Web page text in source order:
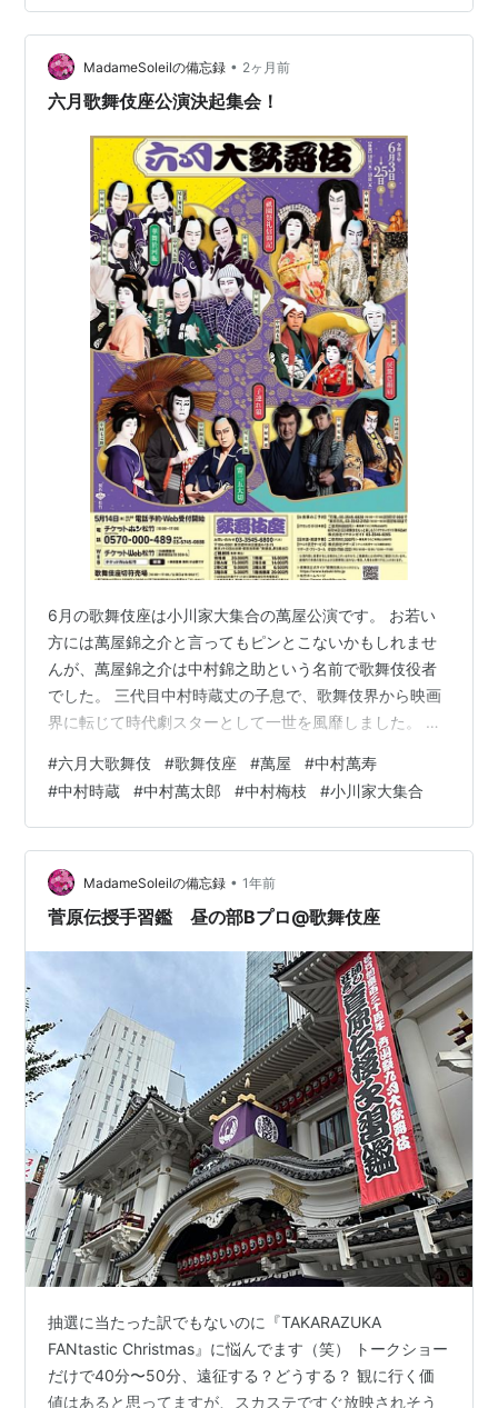
在感。 美しく、品があって、色気もある圧巻の雪姫でし
た。 4月歌舞伎座で時蔵丈は三姫の中で最も位が高いと
言われる八重垣姫は赤…
MadameSoleilの備忘録 • 2ヶ月前
六月歌舞伎座公演決起集会！
6月の歌舞伎座は小川家大集合の萬屋公演です。 お若い
方には萬屋錦之介と言ってもピンとこないかもしれませ
んが、萬屋錦之介は中村錦之助という名前で歌舞伎役者
でした。 三代目中村時蔵丈の子息で、歌舞伎界から映画
界に転じて時代劇スターとして一世を風靡しました。 最
で東京宝塚劇場の支配人をされていて、入場や退場の
時、玄関に立ってご挨拶されていました。 今は知る人も
少なくなりましたが、歌舞伎座の6月は萬屋錦之介が
1982年に病に倒れるまで、毎年萬屋錦之介公演でした。
その錦之介の母が萬屋のゴッドマザーの小川ひな氏で
す。 その六月歌舞伎座公演に向けての決起…
#六月大歌舞伎 #歌舞伎座 #萬屋 #中村萬寿
#中村時蔵 #中村萬太郎 #中村梅枝 #小川家大集合
MadameSoleilの備忘録 • 1年前
菅原伝授手習鑑 昼の部Bプロ@歌舞伎座
抽選に当たった訳でもないのに『TAKARAZUKA
FANtastic Christmas』に悩んでます（笑） トークショー
だけで40分〜50分、遠征する？どうする？ 観に行く価
値はあると思ってますが、スカステですぐ放映されそう